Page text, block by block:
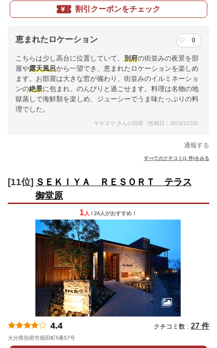
割引クーポンをチェック
恵まれたロケーション 0
こちらは少し高台に位置していて、 別府の街並みの夜景を部
屋や露天風呂から一望でき、恵まれたロケーションを楽しめ
ます。お部屋は大きな窓が備わり、街並みのイルミネーショ
ンの絶景に包まれ、のんびりと過ごせます。料理は名物の地
獄蒸しで海鮮類を楽しめ、ジューシーでうま味たっぷりの料
理でした。
ヤギヌマ さんの回答（投稿日：2019/12/19）
通報する
すべてのクチコミ(1 件)をみる
[11位] ＳＥＫＩＹＡ ＲＥＳＯＲＴ テラス
御堂原
1 人 / 24人がおすすめ！
4.4 クチコミ数 : 27 件
大分県別府市堀田町5番57号